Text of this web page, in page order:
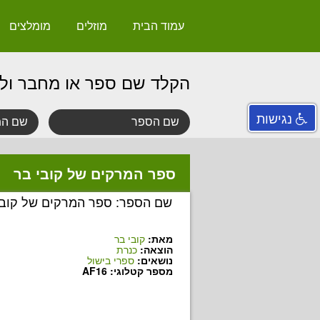
עמוד הבית מוזלים מומלצים
הקלד שם ספר או מחבר
ספר המרקים של קובי בר
שם הספר: ספר המרקים של
מאת: קובי בר
הוצאה: כנרת
נושאים: ספרי בישול
מספר קטלוגי: AF16
נגישות